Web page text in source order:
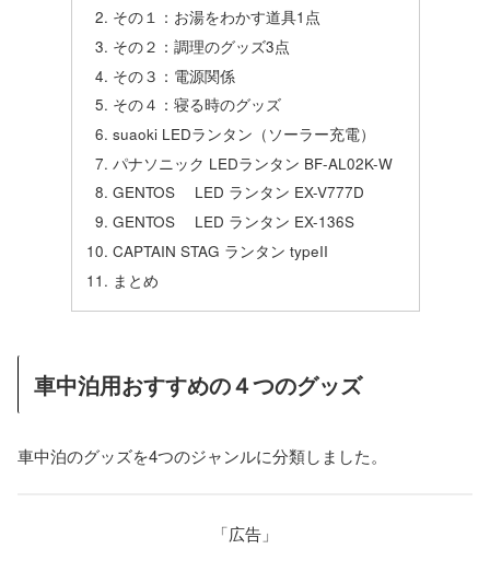
その１：お湯をわかす道具1点
その２：調理のグッズ3点
その３：電源関係
その４：寝る時のグッズ
suaoki LEDランタン（ソーラー充電）
パナソニック LEDランタン BF-AL02K-W
GENTOS LED ランタン EX-V777D
GENTOS LED ランタン EX-136S
CAPTAIN STAG ランタン typeII
まとめ
車中泊用おすすめの４つのグッズ
車中泊のグッズを4つのジャンルに分類しました。
「広告」